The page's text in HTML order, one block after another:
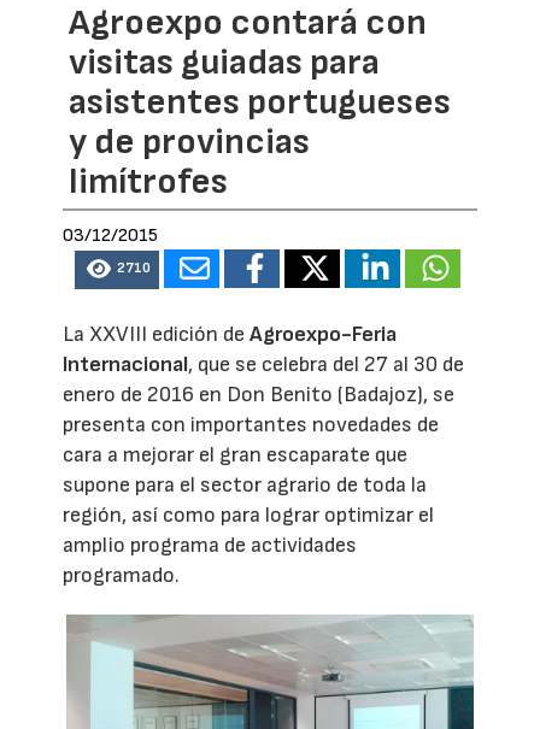
Agroexpo contará con
visitas guiadas para
asistentes portugueses
y de provincias
limítrofes
03/12/2015
2710
La XXVIII edición deAgroexpo-Feria
Internacional, que se celebra del 27 al 30 de
enero de 2016 en Don Benito (Badajoz), se
presenta con importantes novedades de
cara a mejorar el gran escaparate que
supone para el sector agrario de toda la
región, así como para lograr optimizar el
amplio programa de actividades
programado.